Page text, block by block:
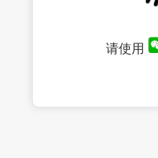
请使用